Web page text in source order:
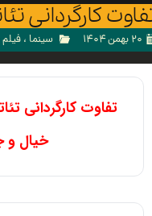
کارگردانی
۲۰ بهمن ۱۴۰۴ سینما ،
تفاوت کارگردانی
خیال و